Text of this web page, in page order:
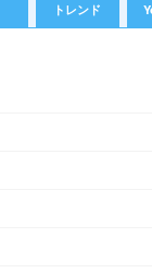
トレンド